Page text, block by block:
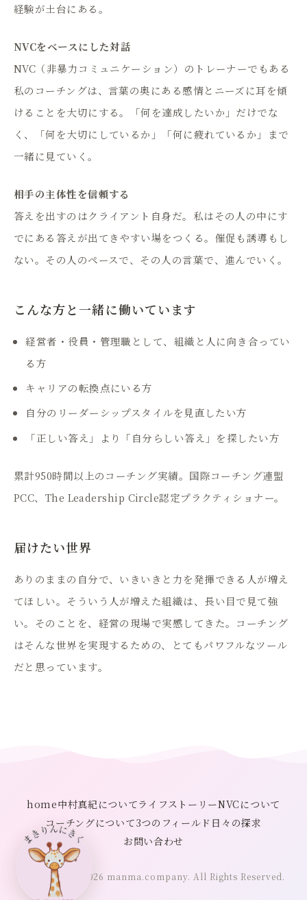
経験が土台にある。
NVCをベースにした対話
NVC（非暴力コミュニケーション）のトレーナーでもある
私のコーチングは、言葉の奥にある感情とニーズに耳を傾
けることを大切にする。「何を達成したいか」だけでな
く、「何を大切にしているか」「何に疲れているか」まで
一緒に見ていく。
相手の主体性を信頼する
答えを出すのはクライアント自身だ。私はその人の中にす
でにある答えが出てきやすい場をつくる。催促も誘導もし
ない。その人のペースで、その人の言葉で、進んでいく。
こんな方と一緒に働いています
経営者・役員・管理職として、組織と人に向き合ってい
る方
キャリアの転換点にいる方
自分のリーダーシップスタイルを見直したい方
「正しい答え」より「自分らしい答え」を探したい方
累計950時間以上のコーチング実績。国際コーチング連盟
PCC、The Leadership Circle認定プラクティショナー。
届けたい世界
ありのままの自分で、いきいきと力を発揮できる人が増え
てほしい。そういう人が増えた組織は、長い目で見て強
い。そのことを、経営の現場で実感してきた。コーチング
はそんな世界を実現するための、とてもパワフルなツール
だと思っています。
home中村真紀についてライフストーリーNVCについて
コーチングについて3つのフィールド 日々の探求
お問い合わせ
Copyright © 2026 manma.company. All Rights Reserved.